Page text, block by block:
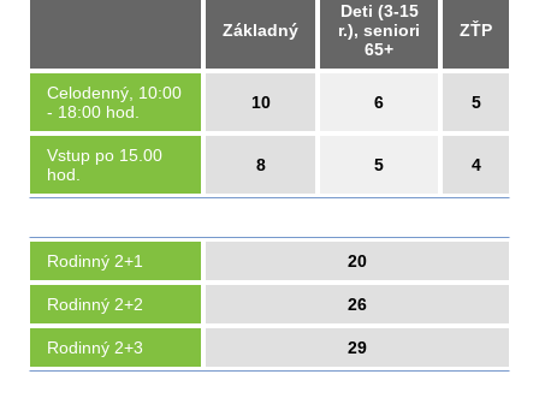
Základný
Deti (3-15
r.), seniori
65+
ZŤP
Celodenný, 10:00
- 18:00 hod.
10 6 5
Vstup po 15.00
hod.
8 5 4
Rodinný 2+1 20
Rodinný 2+2 26
Rodinný 2+3 29